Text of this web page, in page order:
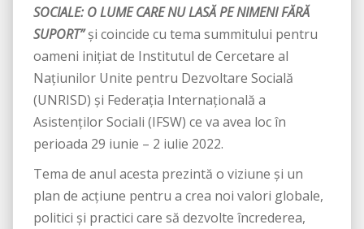
SOCIALE: O LUME CARE NU LASĂ PE NIMENI FĂRĂ
SUPORT”şi coincide cu tema summitului pentru
oameni iniţiat de Institutul de Cercetare al
Națiunilor Unite pentru Dezvoltare Socială
(UNRISD) şi Federația Internațională a
Asistenților Sociali (IFSW) ce va avea loc în
perioada 29 iunie – 2 iulie 2022.
Tema de anul acesta prezintă o viziune și un
plan de acțiune pentru a crea noi valori globale,
politici și practici care să dezvolte încrederea,